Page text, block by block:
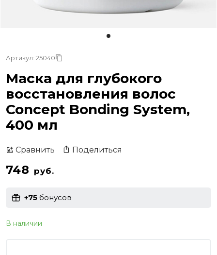
Артикул: 25040
Маска для глубокого
восстановления волос
Concept Bonding System,
400 мл
Сравнить Поделиться
748 руб.
+75 бонусов
В наличии